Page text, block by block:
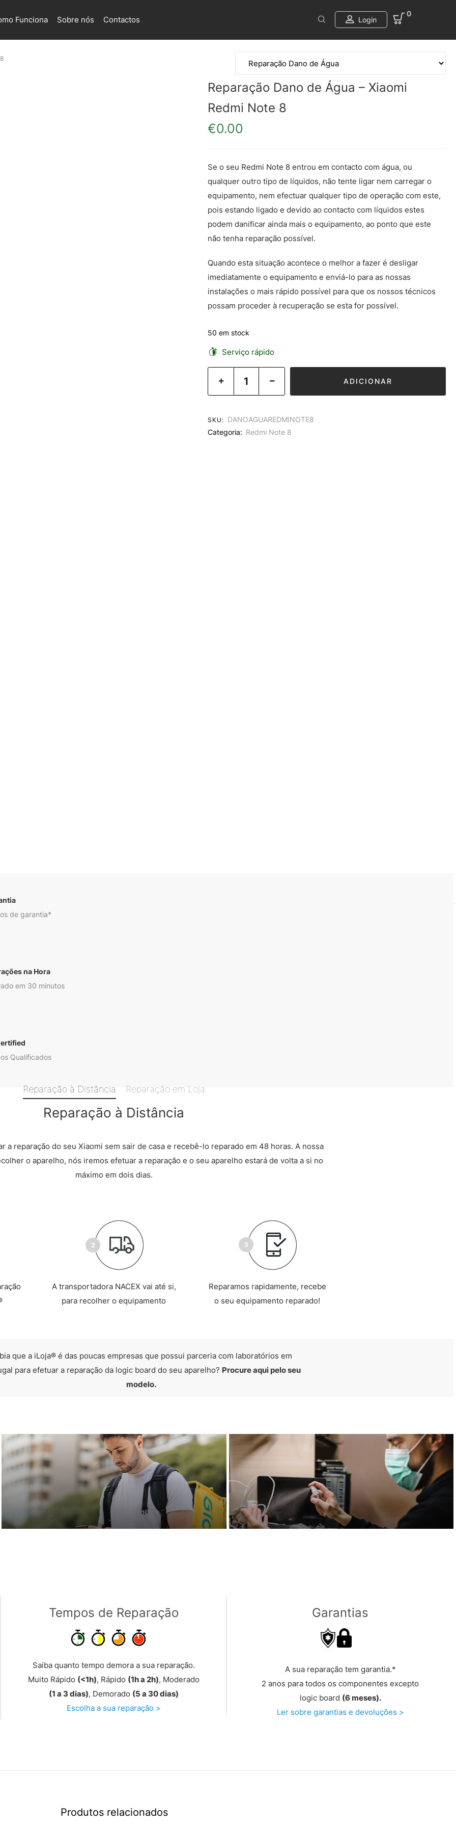
Funciona Sobre nós Contactos Login
0
Reparação Dano de Água – Xiaomi
Redmi Note 8
€0.00
Se o seu Redmi Note 8 entrou em contacto com água, ou
qualquer outro tipo de líquidos, não tente ligar nem carregar o
equipamento, nem efectuar qualquer tipo de operação com este,
pois estando ligado e devido ao contacto com líquidos estes
podem danificar ainda mais o equipamento, ao ponto que este
não tenha reparação possível.
Quando esta situação acontece o melhor a fazer é desligar
imediatamente o equipamento e enviá-lo para as nossas
instalações o mais rápido possível para que os nossos técnicos
possam proceder à recuperação se esta for possível.
50 em stock
Serviço rápido
ADICIONAR
SKU: DANOAGUAREDMINOTE8
Categoria: Redmi Note 8
de garantia*
na Hora
em 30 minutos
Qualificados
Reparação à Distância Reparação em Loja
Reparação à Distância
a reparação do seu Xiaomi sem sair de casa e recebê-lo reparado em 48 horas. A nossa
o aparelho, nós iremos efetuar a reparação e o seu aparelho estará de volta a si no
máximo em dois dias.
A transportadora NACEX vai até si,
para recolher o equipamento
Reparamos rapidamente, recebe
o seu equipamento reparado!
que a iLoja® é das poucas empresas que possui parceria com laboratórios em
para efetuar a reparação da logic board do seu aparelho? Procure aqui pelo seu
modelo.
Tempos de Reparação
Saiba quanto tempo demora a sua reparação.
Muito Rápido (<1h), Rápido (1h a 2h), Moderado
(1 a 3 dias), Demorado (5 a 30 dias)
Escolha a sua reparação >
Garantias
A sua reparação tem garantia.*
2 anos para todos os componentes excepto
logic board (6 meses).
Ler sobre garantias e devoluções >
Produtos relacionados